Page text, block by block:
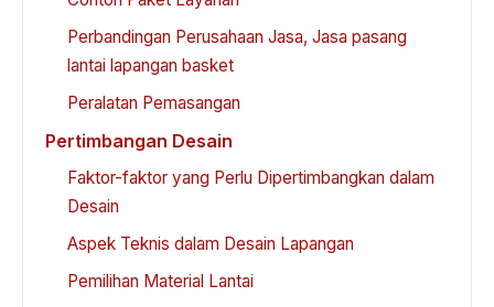
Perbandingan Perusahaan Jasa, Jasa pasang
lantai lapangan basket
Peralatan Pemasangan
Pertimbangan Desain
Faktor-faktor yang Perlu Dipertimbangkan dalam
Desain
Aspek Teknis dalam Desain Lapangan
Pemilihan Material Lantai